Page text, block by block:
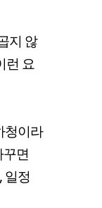
지 않
런 요
청이라
면
일정